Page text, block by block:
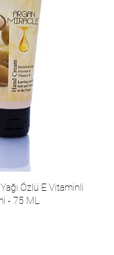
Özlü E Vitaminli
- 75 ML